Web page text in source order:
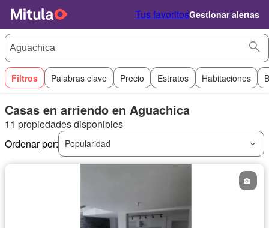
Tus favoritosGestionar alertas
Filtros Palabras clave Precio Estratos Habitaciones
Casas en arriendo en Aguachica
11 propiedades disponibles
Ordenar por:
Popularidad